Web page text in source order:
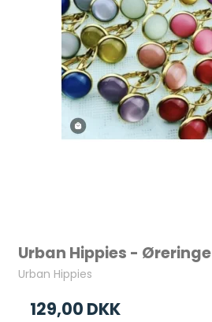
Urban Hippies - Øreringe
Urban Hippies
129,00 DKK